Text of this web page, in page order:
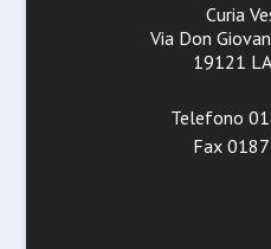
Curia
Via Don
19121
Telefono
Fax